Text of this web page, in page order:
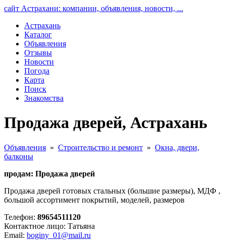
сайт Астрахани: компании, объявления, новости, ...
Астрахань
Каталог
Объявления
Отзывы
Новости
Погода
Карта
Поиск
Знакомства
Продажа дверей, Астрахань
Объявления » Строительство и ремонт » Окна, двери,
балконы
продам: Продажа дверей
Продажа дверей готовых стальных (большие размеры), МДФ ,
большой ассортимент покрытий, моделей, размеров
Телефон: 89654511120
Контактное лицо: Татьяна
Email: boginy_01@mail.ru